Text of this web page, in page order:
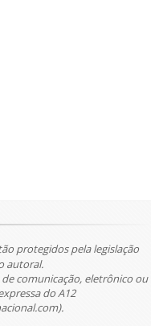
protegidos pela legislação
autoral.
comunicação, eletrônico ou
do A12